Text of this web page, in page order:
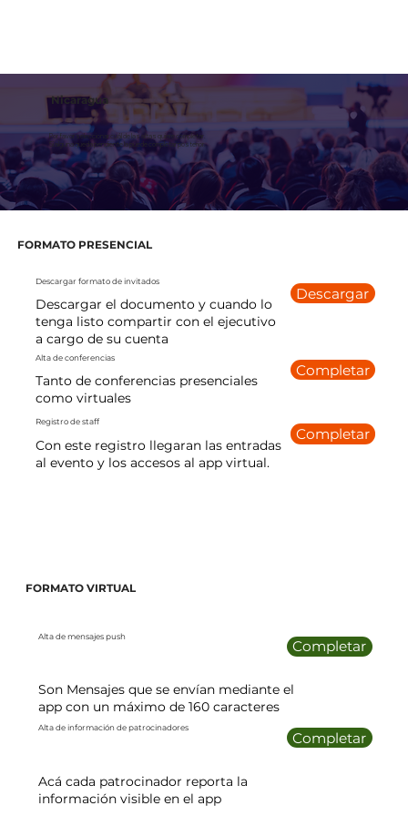
Por favor seleccionar cuál de las altas quiere completar.
Si alguna queda pendiente la puede completar posterior.
Nicaragua
FORMATO PRESENCIAL
Descargar formato de invitados
Descargar el documento y cuando lo
tenga listo compartir con el ejecutivo
a cargo de su cuenta
Descargar
Alta de conferencias
Tanto de conferencias presenciales
como virtuales
Completar
Registro de staff
Con este registro llegaran las entradas
al evento y los accesos al app virtual.
Completar
FORMATO VIRTUAL
Alta de mensajes push
Son Mensajes que se envían mediante el
app con un máximo de 160 caracteres
Completar
Alta de información de patrocinadores
Acá cada patrocinador reporta la
información visible en el app
Completar